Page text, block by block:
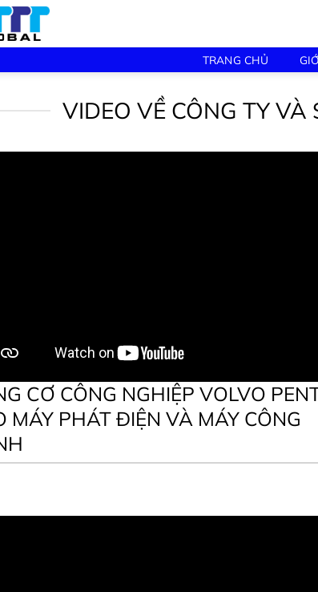
TRANG CHỦ
VIDEO VỀ CÔNG TY
CƠ CÔNG NGHIỆP VOLVO
MÁY PHÁT ĐIỆN VÀ MÁY CÔNG